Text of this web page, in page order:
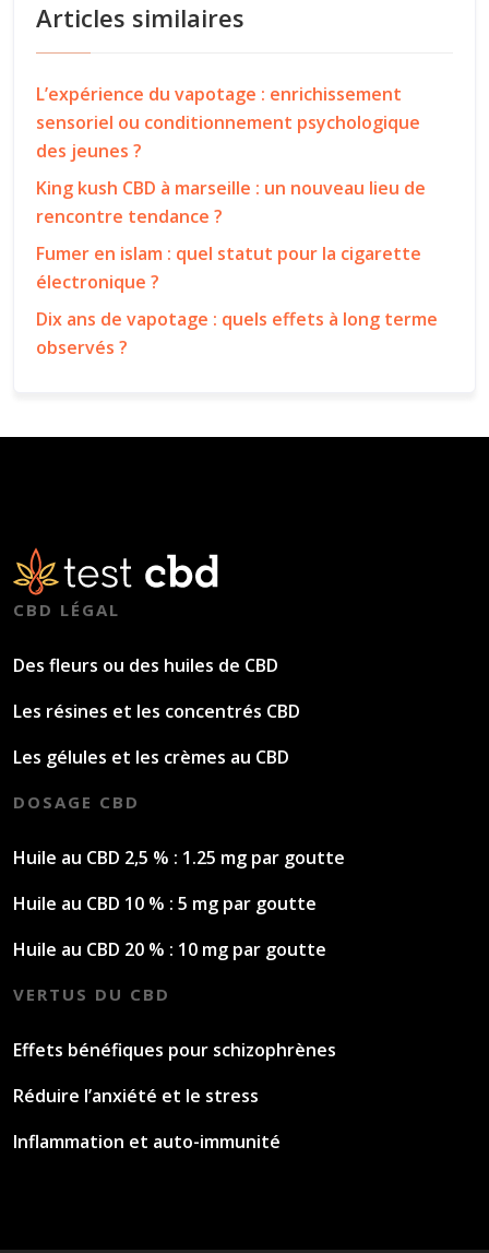
Articles similaires
L’expérience du vapotage : enrichissement
sensoriel ou conditionnement psychologique
des jeunes ?
King kush CBD à marseille : un nouveau lieu de
rencontre tendance ?
Fumer en islam : quel statut pour la cigarette
électronique ?
Dix ans de vapotage : quels effets à long terme
observés ?
CBD LÉGAL
Des fleurs ou des huiles de CBD
Les résines et les concentrés CBD
Les gélules et les crèmes au CBD
DOSAGE CBD
Huile au CBD 2,5 % : 1.25 mg par goutte
Huile au CBD 10 % : 5 mg par goutte
Huile au CBD 20 % : 10 mg par goutte
VERTUS DU CBD
Effets bénéfiques pour schizophrènes
Réduire l’anxiété et le stress
Inflammation et auto-immunité